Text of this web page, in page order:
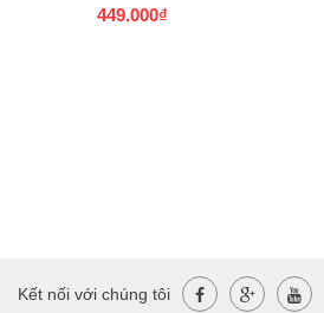
449.000₫
Kết nối với chúng tôi